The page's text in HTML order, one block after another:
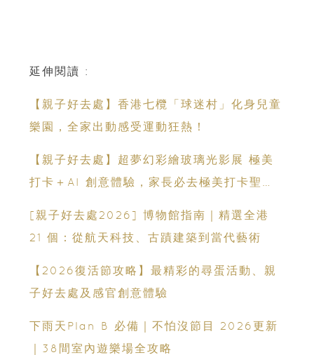
延伸閱讀 :
【親子好去處】香港七欖「球迷村」化身兒童
樂園，全家出動感受運動狂熱！
【親子好去處】超夢幻彩繪玻璃光影展 極美
打卡＋AI 創意體驗，家長必去極美打卡聖
[親子好去處2026] 博物館指南｜精選全港
21 個：從航天科技、古蹟建築到當代藝術
【2026復活節攻略】最精彩的尋蛋活動、親
子好去處及感官創意體驗
下雨天Plan B 必備｜不怕沒節目 2026更新
｜38間室內遊樂場全攻略